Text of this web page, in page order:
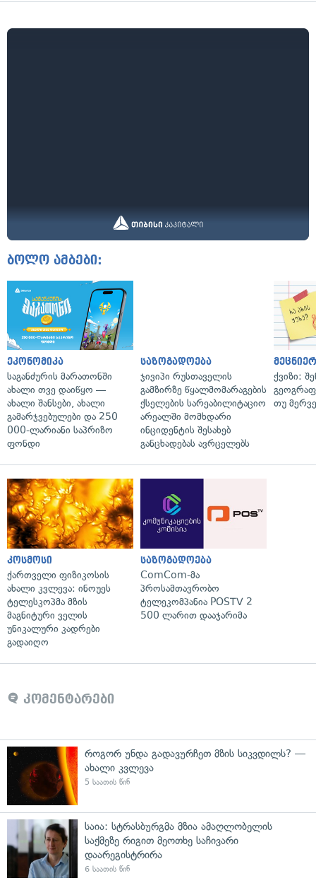
ბოლო ამბები:
ეკონომიკა
საგანძურის მარათონში
ახალი თვე დაიწყო —
ახალი შანსები, ახალი
გამარჯვებულები და 250
000-ლარიანი საპრიზო
ფონდი
საზოგადოება
ჯივიპი რუსთაველის
გამზირზე წყალმომარაგების
ქსელების სარეაბილიტაციო
არეალში მომხდარი
ინციდენტის შესახებ
განცხადებას ავრცელებს
ქვიზი:
თუ
კოსმოსი
ქართველი ფიზიკოსის
ახალი კვლევა: ინოუეს
ტელესკოპმა მზის
მაგნიტური ველის
უნიკალური კადრები
გადაიღო
საზოგადოება
ComCom-მა
პროსამთავრობო
ტელეკომპანია POSTV 2
500 ლარით დააჯარიმა
კომენტარები
როგორ უნდა გადავურჩეთ მზის სიკვდილს? —
ახალი კვლევა
5 საათის წინ
საია: სტრასბურგმა მზია ამაღლობელის
საქმეზე რიგით მეოთხე საჩივარი
დაარეგისტრირა
6 საათის წინ